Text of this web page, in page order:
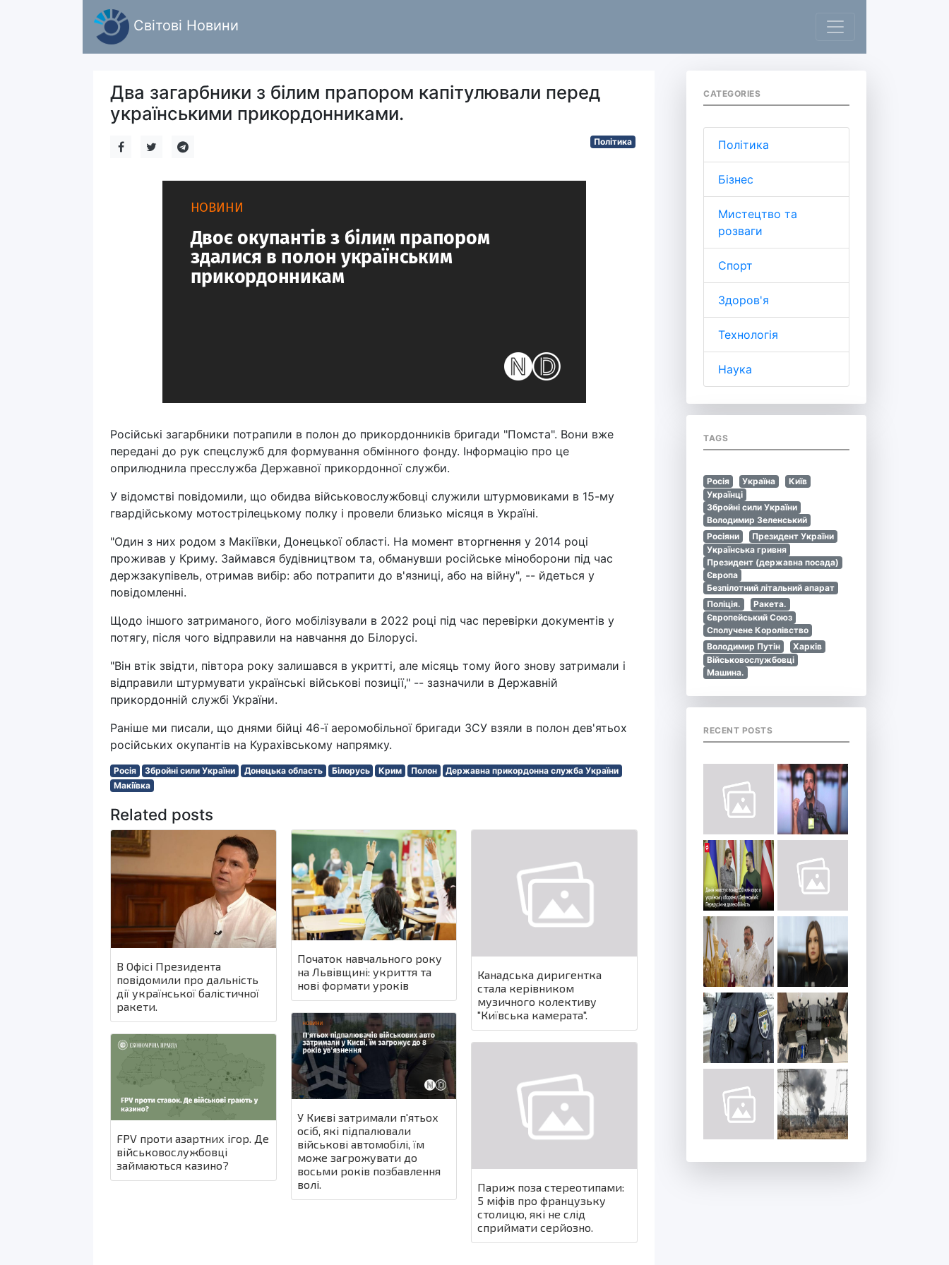
Світові Новини
Два загарбники з білим прапором капітулювали перед
українськими прикордонниками.
Політика
Російські загарбники потрапили в полон до прикордонників бригади "Помста". Вони вже
передані до рук спецслужб для формування обмінного фонду. Інформацію про це
оприлюднила пресслужба Державної прикордонної служби.
У відомстві повідомили, що обидва військовослужбовці служили штурмовиками в 15-му
гвардійському мотострілецькому полку і провели близько місяця в Україні.
"Один з них родом з Макіївки, Донецької області. На момент вторгнення у 2014 році
проживав у Криму. Займався будівництвом та, обманувши російське міноборони під час
держзакупівель, отримав вибір: або потрапити до в'язниці, або на війну", -- йдеться у
повідомленні.
Щодо іншого затриманого, його мобілізували в 2022 році під час перевірки документів у
потягу, після чого відправили на навчання до Білорусі.
"Він втік звідти, півтора року залишався в укритті, але місяць тому його знову затримали і
відправили штурмувати українські військові позиції," -- зазначили в Державній
прикордонній службі України.
Раніше ми писали, що днями бійці 46-ї аеромобільної бригади ЗСУ взяли в полон дев'ятьох
російських окупантів на Курахівському напрямку.
Росія Збройні сили України Донецька область Білорусь Крим Полон
Державна прикордонна служба України
Макіївка
Related posts
В Офісі Президента
повідомили про дальність
дії української балістичної
ракети.
FPV проти азартних ігор. Де
військовослужбовці
займаються казино?
Початок навчального року
на Львівщині: укриття та
нові формати уроків
У Києві затримали п'ятьох
осіб, які підпалювали
військові автомобілі, їм
може загрожувати до
восьми років позбавлення
волі.
Канадська диригентка
стала керівником
музичного колективу
"Київська камерата".
Париж поза стереотипами:
5 міфів про французьку
столицю, які не слід
сприймати серйозно.
CATEGORIES
Політика
Бізнес
Мистецтво та
розваги
Спорт
Здоров'я
Технологія
Наука
TAGS
Росія Україна
Київ
Українці
Збройні сили України
Володимир Зеленський
Росіяни
Президент України
Українська гривня
Президент (державна посада)
Європа
Безпілотний літальний апарат
Поліція.
Ракета.
Європейський Союз
Сполучене Королівство
Володимир Путін
Харків
Військовослужбовці
Машина.
RECENT POSTS